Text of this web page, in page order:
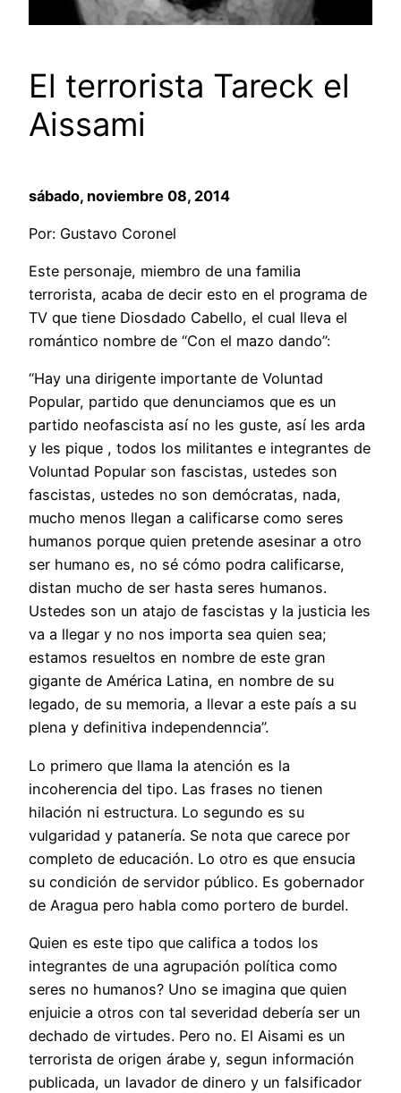
El terrorista Tareck el
Aissami
sábado, noviembre 08, 2014
Por: Gustavo Coronel
Este personaje, miembro de una familia
terrorista, acaba de decir esto en el programa de
TV que tiene Diosdado Cabello, el cual lleva el
romántico nombre de “Con el mazo dando”:
“Hay una dirigente importante de Voluntad
Popular, partido que denunciamos que es un
partido neofascista así no les guste, así les arda
y les pique , todos los militantes e integrantes de
Voluntad Popular son fascistas, ustedes son
fascistas, ustedes no son demócratas, nada,
mucho menos llegan a calificarse como seres
humanos porque quien pretende asesinar a otro
ser humano es, no sé cómo podra calificarse,
distan mucho de ser hasta seres humanos.
Ustedes son un atajo de fascistas y la justicia les
va a llegar y no nos importa sea quien sea;
estamos resueltos en nombre de este gran
gigante de América Latina, en nombre de su
legado, de su memoria, a llevar a este país a su
plena y definitiva independenncia”.
Lo primero que llama la atención es la
incoherencia del tipo. Las frases no tienen
hilación ni estructura. Lo segundo es su
vulgaridad y patanería. Se nota que carece por
completo de educación. Lo otro es que ensucia
su condición de servidor público. Es gobernador
de Aragua pero habla como portero de burdel.
Quien es este tipo que califica a todos los
integrantes de una agrupación política como
seres no humanos? Uno se imagina que quien
enjuicie a otros con tal severidad debería ser un
dechado de virtudes. Pero no. El Aisami es un
terrorista de origen árabe y, segun información
publicada, un lavador de dinero y un falsificador